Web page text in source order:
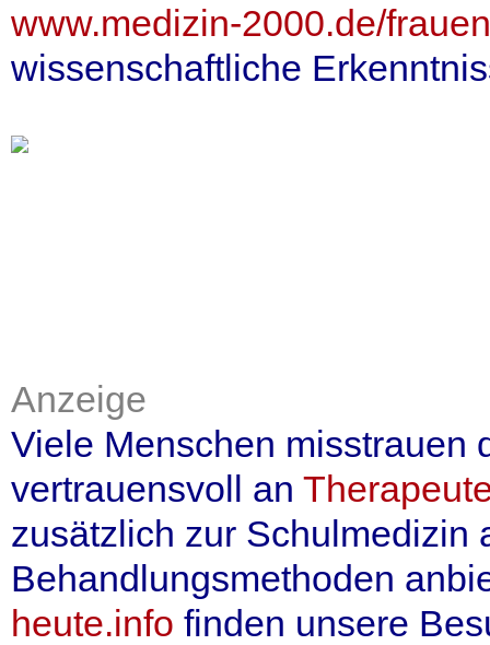
www.medizin-2000.de/
wissenschaftliche
Anzeige
Viele Menschen misstrauen
vertrauensvoll an
zusätzlich zur
Behandlungsmethoden
heute.info finden unsere